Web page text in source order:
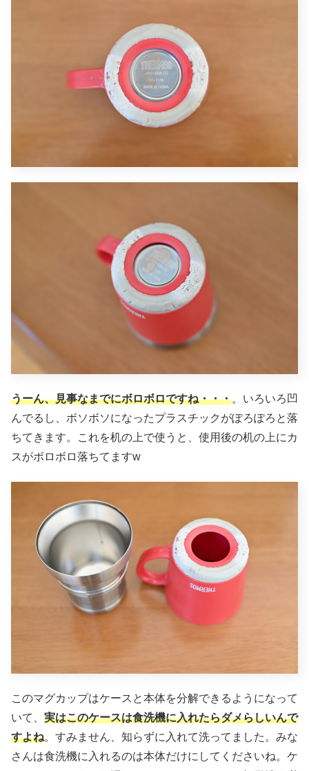
うーん、見事なまでにボロボロですね・・・。いろいろ凹
んでるし、ボソボソになったプラスチックがぽろぽろと落
ちてきます。これを机の上で使うと、使用後の机の上にカ
スがボロボロ落ちてますw
このマグカップはケースと本体を分解できるようになって
いて、 実はこのケースは食洗機に入れたらダメらしいんで
すよね。すみません、知らずに入れて洗ってました。みな
さんは食洗機に入れるのは本体だけにしてくださいね。ケ